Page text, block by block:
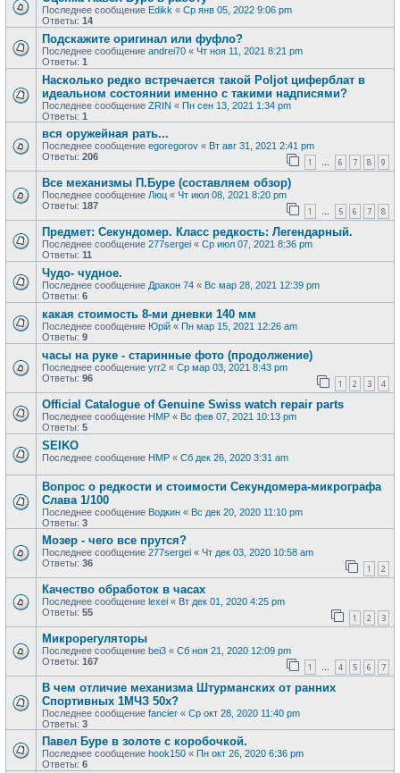
Последнее сообщение Edikk « Ср янв 05, 2022 9:06 pm
Ответы: 14
Подскажите оригинал или фуфло?
Последнее сообщение andrei70 « Чт ноя 11, 2021 8:21 pm
Ответы: 1
Насколько редко встречается такой Poljot циферблат в
идеальном состоянии именно с такими надписями?
Последнее сообщение ZRIN « Пн сен 13, 2021 1:34 pm
Ответы: 1
вся оружейная рать...
Последнее сообщение egoregorov « Вт авг 31, 2021 2:41 pm
Ответы: 206 1 … 6 7 8 9
Все механизмы П.Буре (составляем обзор)
Последнее сообщение Люц « Чт июл 08, 2021 8:20 pm
Ответы: 187 1 … 5 6 7 8
Предмет: Секундомер. Класс редкость: Легендарный.
Последнее сообщение 277sergei « Ср июл 07, 2021 8:36 pm
Ответы: 11
Чудо- чудное.
Последнее сообщение Дракон 74 « Вс мар 28, 2021 12:39 pm
Ответы: 6
какая стоимость 8-ми дневки 140 мм
Последнее сообщение Юрій « Пн мар 15, 2021 12:26 am
Ответы: 9
часы на руке - старинные фото (продолжение)
Последнее сообщение yrr2 « Ср мар 03, 2021 8:43 pm
Ответы: 96 1 2 3 4
Official Catalogue of Genuine Swiss watch repair parts
Последнее сообщение HMP « Вс фев 07, 2021 10:13 pm
Ответы: 5
SEIKO
Последнее сообщение HMP « Сб дек 26, 2020 3:31 am
Вопрос о редкости и стоимости Секундомера-микрографа
Слава 1/100
Последнее сообщение Водкин « Вс дек 20, 2020 11:10 pm
Ответы: 3
Мозер - чего все прутся?
Последнее сообщение 277sergei « Чт дек 03, 2020 10:58 am
Ответы: 36 1 2
Качество обработок в часах
Последнее сообщение lexei « Вт дек 01, 2020 4:25 pm
Ответы: 55 1 2 3
Микрорегуляторы
Последнее сообщение bei3 « Сб ноя 21, 2020 12:09 pm
Ответы: 167 1 … 4 5 6 7
В чем отличие механизма Штурманских от ранних
Спортивных 1МЧЗ 50х?
Последнее сообщение fancier « Ср окт 28, 2020 11:40 pm
Ответы: 3
Павел Буре в золоте с коробочкой.
Последнее сообщение hook150 « Пн окт 26, 2020 6:36 pm
Ответы: 6